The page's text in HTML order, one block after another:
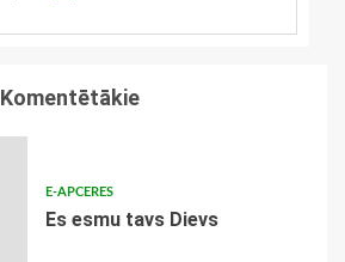
Komentētākie
E-APCERES
Es esmu tavs Dievs